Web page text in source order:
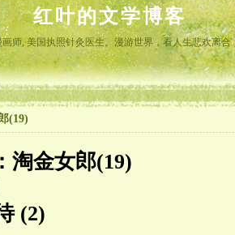
红叶的文学博客
师, 美国执照针灸医生。漫游世界，看人生悲欢离
(19)
淘金女郎(19)
(2)